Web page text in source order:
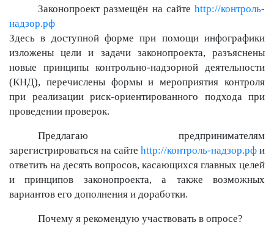
Законопроект размещён на сайте http://контроль-
надзор.рф
Здесь в доступной форме при помощи инфографики
изложены цели и задачи законопроекта, разъяснены
новые принципы контрольно-надзорной деятельности
(КНД), перечислены формы и мероприятия контроля
при реализации риск-ориентированного подхода при
проведении проверок.
Предлагаю предпринимателям
зарегистрироваться на сайте http://контроль-надзор.рф и
ответить на десять вопросов, касающихся главных целей
и принципов законопроекта, а также возможных
вариантов его дополнения и доработки.
Почему я рекомендую участвовать в опросе?